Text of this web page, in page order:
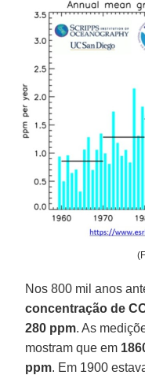
Nos 800 mil anos
concentração de
280 ppm. As
mostram que em
ppm. Em 1900